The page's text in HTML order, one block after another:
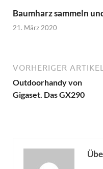
Baumharz sammeln
21. März 2020
VORHERIGER ARTIKEL
Outdoorhandy von
Gigaset. Das GX290